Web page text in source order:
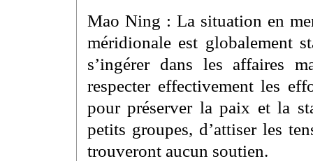
Mao Ning : La situation en
méridionale est globalement
s’ingérer dans les affaires
respecter effectivement les
pour préserver la paix et la
petits groupes, d’attiser les
trouveront aucun soutien.